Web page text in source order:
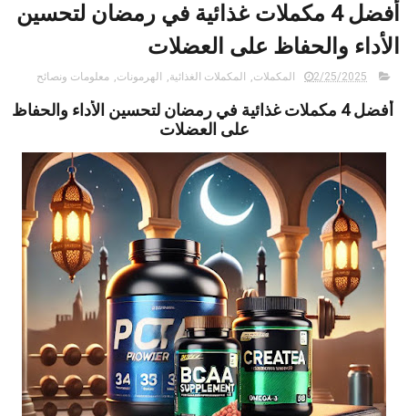
أفضل 4 مكملات غذائية في رمضان لتحسين
الأداء والحفاظ على العضلات
2/25/2025 المكملات, المكملات الغذائية, الهرمونات, معلومات ونصائح
أفضل 4 مكملات غذائية في رمضان لتحسين الأداء والحفاظ
على العضلات